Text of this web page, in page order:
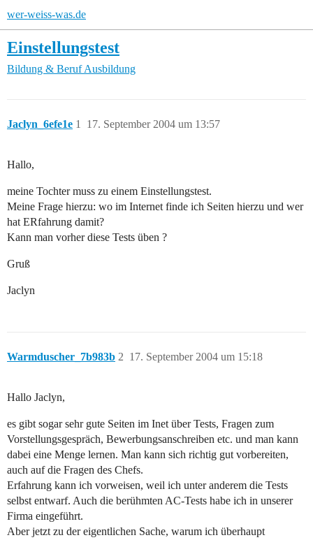
wer-weiss-was.de
Einstellungstest
Bildung & Beruf Ausbildung
Jaclyn_6efe1e 17. September 2004 um 13:57
1
Hallo,
meine Tochter muss zu einem Einstellungstest.
Meine Frage hierzu: wo im Internet finde ich Seiten hierzu und wer
hat ERfahrung damit?
Kann man vorher diese Tests üben ?
Gruß
Jaclyn
Warmduscher_7b983b 17. September 2004 um 15:18
2
Hallo Jaclyn,
es gibt sogar sehr gute Seiten im Inet über Tests, Fragen zum
Vorstellungsgespräch, Bewerbungsanschreiben etc. und man kann
dabei eine Menge lernen. Man kann sich richtig gut vorbereiten,
auch auf die Fragen des Chefs.
Erfahrung kann ich vorweisen, weil ich unter anderem die Tests
selbst entwarf. Auch die berühmten AC-Tests habe ich in unserer
Firma eingeführt.
Aber jetzt zu der eigentlichen Sache, warum ich überhaupt